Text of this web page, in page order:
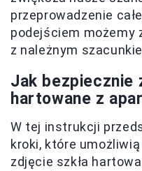
przeprowadzenie
podejściem możemy
z należnym
Jak bezpiecznie
hartowane z
W tej instrukcji
kroki, które
zdjęcie szkła